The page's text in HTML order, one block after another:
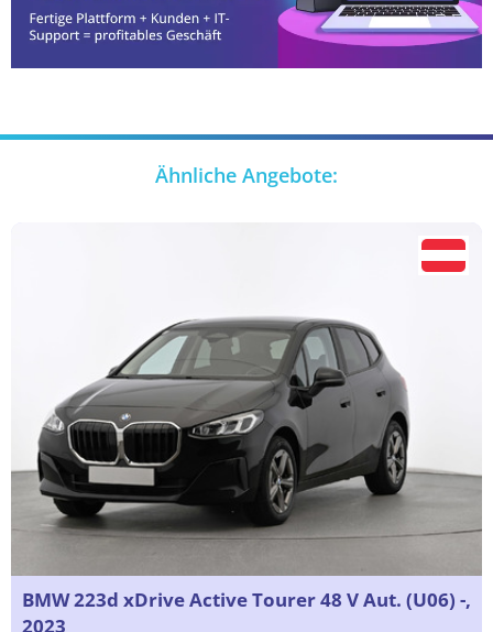
Ähnliche Angebote:
BMW 223d xDrive Active Tourer 48 V Aut. (U06) -,
2023